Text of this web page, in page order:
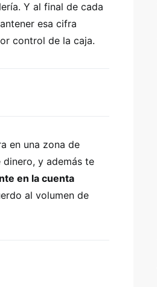
Y al final de cada
esa cifra
control de la caja.
en una zona de
y además te
en la cuenta
al volumen de